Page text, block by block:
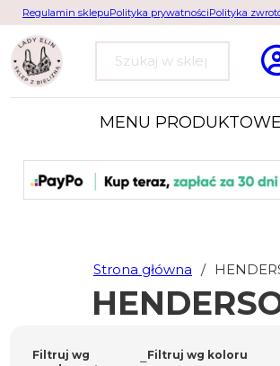
Regulamin sklepuPolityka prywatnościPolityka
Szukaj
MENU PRODUKTOWE
Strona główna /
Filtruj wg
Filtruj wg koloru